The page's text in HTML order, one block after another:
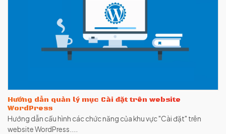
Hướng dẫn quản lý mục Cài đặt trên website
WordPress
Hướng dẫn cấu hình các chức năng của khu vực "Cài đặt" trên
website WordPress....